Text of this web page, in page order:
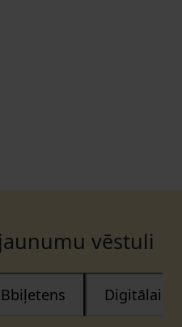
vēstuli
Digitālais